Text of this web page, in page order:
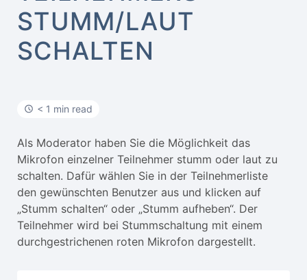
STUMM/LAUT
SCHALTEN
< 1 min read
Als Moderator haben Sie die Möglichkeit das
Mikrofon einzelner Teilnehmer stumm oder laut zu
schalten. Dafür wählen Sie in der Teilnehmerliste
den gewünschten Benutzer aus und klicken auf
„Stumm schalten“ oder „Stumm aufheben“. Der
Teilnehmer wird bei Stummschaltung mit einem
durchgestrichenen roten Mikrofon dargestellt.